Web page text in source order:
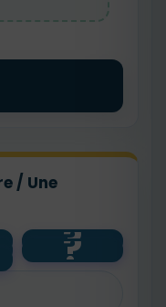
/ Une
?
🔴
?
🔵